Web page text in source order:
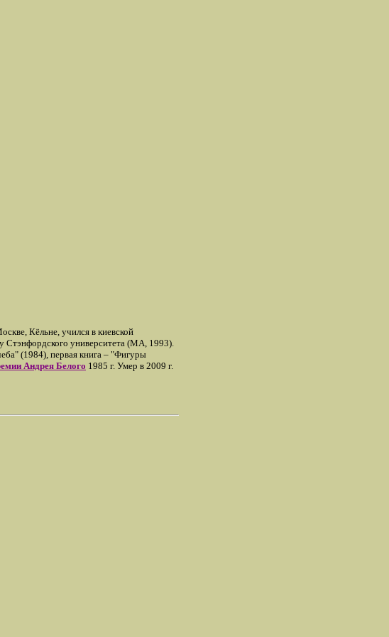
Кёльне, учился в киевской
Стэнфордского университета (MA, 1993).
(1984), первая книга – "Фигуры
Андрея Белого 1985 г. Умер в 2009 г.